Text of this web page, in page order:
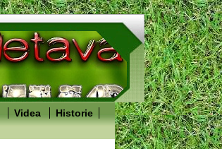
Videa
Historie